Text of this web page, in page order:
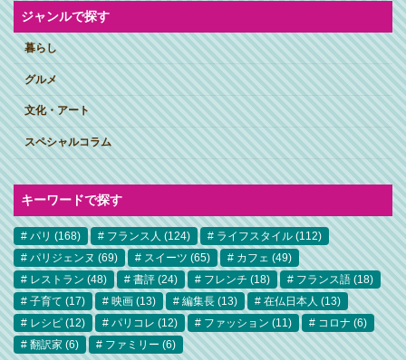
ジャンルで探す
暮らし
グルメ
文化・アート
スペシャルコラム
キーワードで探す
パリ (168) フランス人 (124) ライフスタイル (112)
パリジェンヌ (69) スイーツ (65) カフェ (49)
レストラン (48) 書評 (24) フレンチ (18) フランス語 (18)
子育て (17) 映画 (13) 編集長 (13) 在仏日本人 (13)
レシピ (12) パリコレ (12) ファッション (11) コロナ (6)
翻訳家 (6) ファミリー (6)